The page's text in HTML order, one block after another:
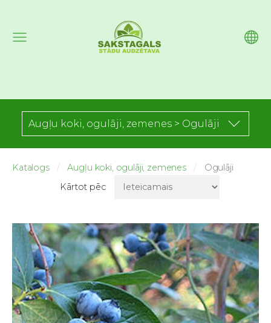
Augļu koki, ogulāji, zemenes > Ogulāji
Katalogs Augļu koki, ogulāji, zemenes
Ogulāji
Kārtot pēc